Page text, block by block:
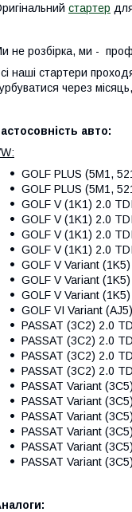
стартер
не розбірка, ми -
наші стартери
через
авто:
GOLF PLUS (5M1,
GOLF PLUS (5M1,
GOLF V (1K1) 2.0
GOLF V (1K1) 2.0
GOLF V (1K1) 2.0
GOLF V (1K1) 2.0
GOLF V Variant
GOLF V Variant
GOLF V Variant
GOLF VI Variant
PASSAT (3C2) 2.0
PASSAT (3C2) 2.0
PASSAT (3C2) 2.0
PASSAT (3C2) 2.0
PASSAT Variant
PASSAT Variant
PASSAT Variant
PASSAT Variant
PASSAT Variant
PASSAT Variant